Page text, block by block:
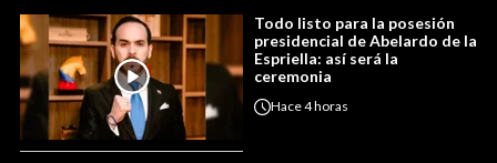
Todo listo para la posesión
presidencial de Abelardo de la
Espriella: así será la
ceremonia
Hace4 horas